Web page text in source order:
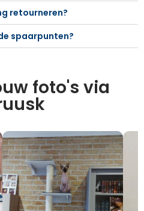
retourneren?
spaarpunten?
foto's via